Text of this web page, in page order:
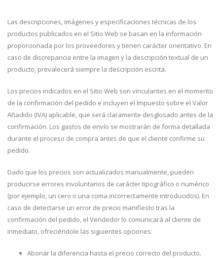
Las descripciones, imágenes y especificaciones técnicas de los
productos publicados en el Sitio Web se basan en la información
proporcionada por los proveedores y tienen carácter orientativo. En
caso de discrepancia entre la imagen y la descripción textual de un
producto, prevalecerá siempre la descripción escrita.
Los precios indicados en el Sitio Web son vinculantes en el momento
de la confirmación del pedido e incluyen el Impuesto sobre el Valor
Añadido (IVA) aplicable, que será claramente desglosado antes de la
confirmación. Los gastos de envío se mostrarán de forma detallada
durante el proceso de compra antes de que el cliente confirme su
pedido.
Dado que los precios son actualizados manualmente, pueden
producirse errores involuntarios de carácter tipográfico o numérico
(por ejemplo, un cero o una coma incorrectamente introducidos). En
caso de detectarse un error de precio manifiesto tras la
confirmación del pedido, el Vendedor lo comunicará al cliente de
inmediato, ofreciéndole las siguientes opciones:
Abonar la diferencia hasta el precio correcto del producto.